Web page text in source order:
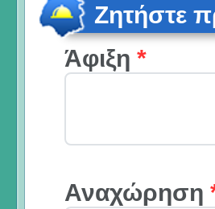
Ζητήστε
Άφιξη *
Αναχώρηση